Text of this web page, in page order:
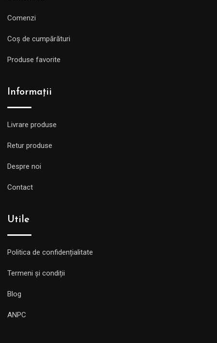
Comenzi
Coș de cumpărături
Produse favorite
Informații
Livrare produse
Retur produse
Despre noi
Contact
Utile
Politica de confidențialitate
Termeni și condiții
Blog
ANPC